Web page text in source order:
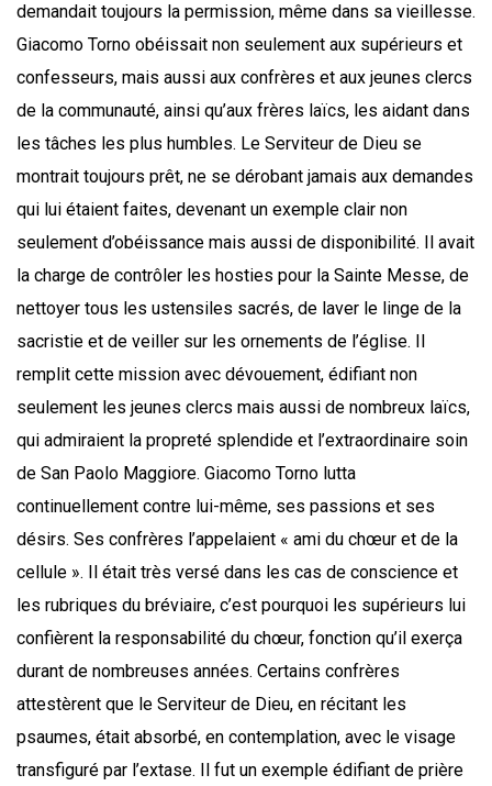
demandait toujours la permission, même dans sa vieillesse.
Giacomo Torno obéissait non seulement aux supérieurs et
confesseurs, mais aussi aux confrères et aux jeunes clercs
de la communauté, ainsi qu’aux frères laïcs, les aidant dans
les tâches les plus humbles. Le Serviteur de Dieu se
montrait toujours prêt, ne se dérobant jamais aux demandes
qui lui étaient faites, devenant un exemple clair non
seulement d’obéissance mais aussi de disponibilité. Il avait
la charge de contrôler les hosties pour la Sainte Messe, de
nettoyer tous les ustensiles sacrés, de laver le linge de la
sacristie et de veiller sur les ornements de l’église. Il
remplit cette mission avec dévouement, édifiant non
seulement les jeunes clercs mais aussi de nombreux laïcs,
qui admiraient la propreté splendide et l’extraordinaire soin
de San Paolo Maggiore. Giacomo Torno lutta
continuellement contre lui-même, ses passions et ses
désirs. Ses confrères l’appelaient « ami du chœur et de la
cellule ». Il était très versé dans les cas de conscience et
les rubriques du bréviaire, c’est pourquoi les supérieurs lui
confièrent la responsabilité du chœur, fonction qu’il exerça
durant de nombreuses années. Certains confrères
attestèrent que le Serviteur de Dieu, en récitant les
psaumes, était absorbé, en contemplation, avec le visage
transfiguré par l’extase. Il fut un exemple édifiant de prière